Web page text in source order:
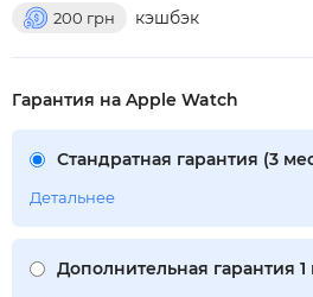
200 грн кэшбэк
Гарантия на Apple Watch
Стандратная гарантия (3
Детальнее
Дополнительная гарантия 1